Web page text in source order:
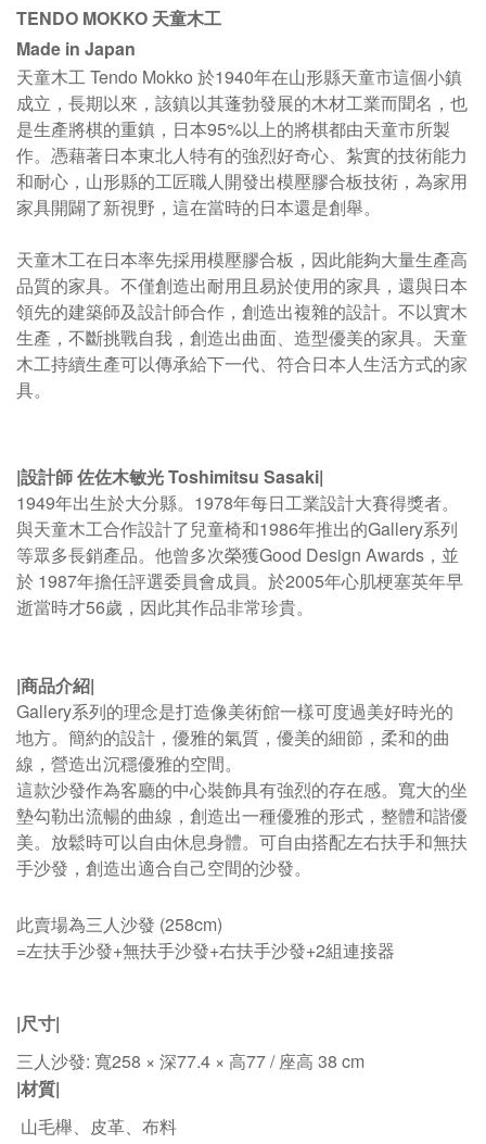
TENDO MOKKO 天童木工
Made in Japan
天童木工 Tendo Mokko 於1940年在山形縣天童市這個小鎮
成立，長期以來，該鎮以其蓬勃發展的木材工業而聞名，也
是生產將棋的重鎮，日本95%以上的將棋都由天童市所製
作。 憑藉著日本東北人特有的強烈好奇心、紮實的技術能力
和耐心，山形縣的工匠職人開發出模壓膠合板技術，為家用
家具開闢了新視野，這在當時的日本還是創舉。
天童木工在日本率先採用模壓膠合板，因此能夠大量生產高
品質的家具。不僅創造出耐用且易於使用的家具，還與日本
領先的建築師及設計師合作，創造出複雜的設計。不以實木
生產，不斷挑戰自我，創造出曲面、造型優美的家具。 天童
木工持續生產可以傳承給下一代、符合日本人生活方式的家
具。
|設計師佐佐木敏光 Toshimitsu Sasaki|
1949年出生於大分縣。1978年每日工業設計大賽得獎者。
與天童木工合作設計了兒童椅和1986年推出的Gallery系列
等眾多長銷產品。他曾多次榮獲Good Design Awards，並
於 1987年擔任評選委員會成員。於2005年心肌梗塞英年早
逝當時才56歲，因此其作品非常珍貴。
|商品介紹|
Gallery系列的理念是打造像美術館一樣可度過美好時光的
地方。簡約的設計，優雅的氣質，優美的細節，柔和的曲
線，營造出沉穩優雅的空間。
這款沙發作為客廳的中心裝飾具有強烈的存在感。寬大的坐
墊勾勒出流暢的曲線，創造出一種優雅的形式，整體和諧優
美。放鬆時可以自由休息身體。可自由搭配左右扶手和無扶
手沙發，創造出適合自己空間的沙發。
此賣場為三人沙發 (258cm)
=左扶手沙發+無扶手沙發+右扶手沙發+2組連接器
|尺寸|
三人沙發: 寬258 × 深77.4 × 高77 / 座高 38 cm
|材質|
山毛櫸、皮革、布料